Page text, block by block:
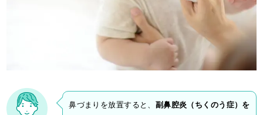
鼻づまりを放置すると、 副鼻腔炎（ちくのう症）を